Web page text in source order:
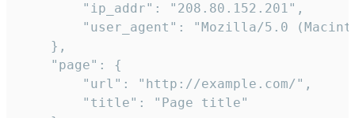
        "ip_addr": "208.80.152.201",
"user_agent": "Mozilla/5.0
    },
    "page": {
        "url": "http://example.com/",
        "title": "Page title"